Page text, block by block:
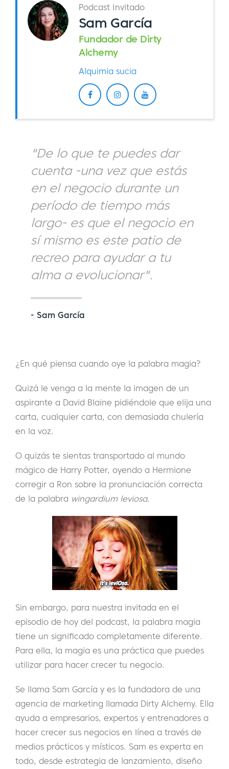
Podcast Invitado
Sam García
Fundador de Dirty
Alchemy
Alquimia sucia
"De lo que te puedes dar
cuenta -una vez que estás
en el negocio durante un
período de tiempo más
largo- es que el negocio en
sí mismo es este patio de
recreo para ayudar a tu
alma a evolucionar".
- Sam García
¿En qué piensa cuando oye la palabra magia?
Quizá le venga a la mente la imagen de un
aspirante a David Blaine pidiéndole que elija una
carta, cualquier carta, con demasiada chulería
en la voz.
O quizás te sientas transportado al mundo
mágico de Harry Potter, oyendo a Hermione
corregir a Ron sobre la pronunciación correcta
de la palabra wingardium leviosa.
Sin embargo, para nuestra invitada en el
episodio de hoy del podcast, la palabra magia
tiene un significado completamente diferente.
Para ella, la magia es una práctica que puedes
utilizar para hacer crecer tu negocio.
Se llama Sam García y es la fundadora de una
agencia de marketing llamada Dirty Alchemy. Ella
ayuda a empresarios, expertos y entrenadores a
hacer crecer sus negocios en línea a través de
medios prácticos y místicos. Sam es experta en
todo, desde estrategia de lanzamiento, diseño